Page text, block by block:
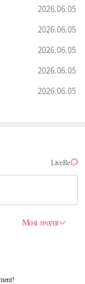
2026.06.05
2026.06.05
2026.06.05
2026.06.05
2026.06.05